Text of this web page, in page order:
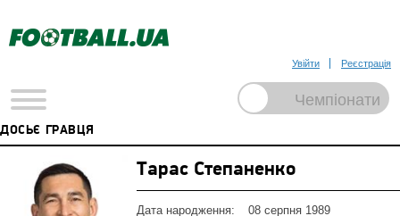
Увійти Реєстрація
ДОСЬЄ ГРАВЦЯ
Тарас Степаненко
Дата народження:
08 серпня 1989